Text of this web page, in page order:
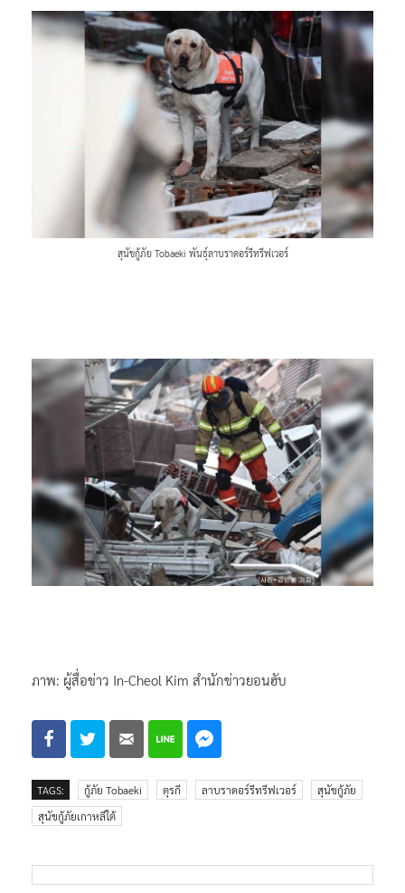
สุนัขกู้ภัย Tobaeki พันธุ์ลาบราดอร์รีทรีฟเวอร์
ภาพ: ผู้สื่อข่าว In-Cheol Kim สำนักข่าวยอนฮับ
TAGS: กู้ภัย Tobaeki ตุรกี ลาบราดอร์รีทรีฟเวอร์
สุนัขกู้ภัย
สุนัขกู้ภัยเกาหลีใต้